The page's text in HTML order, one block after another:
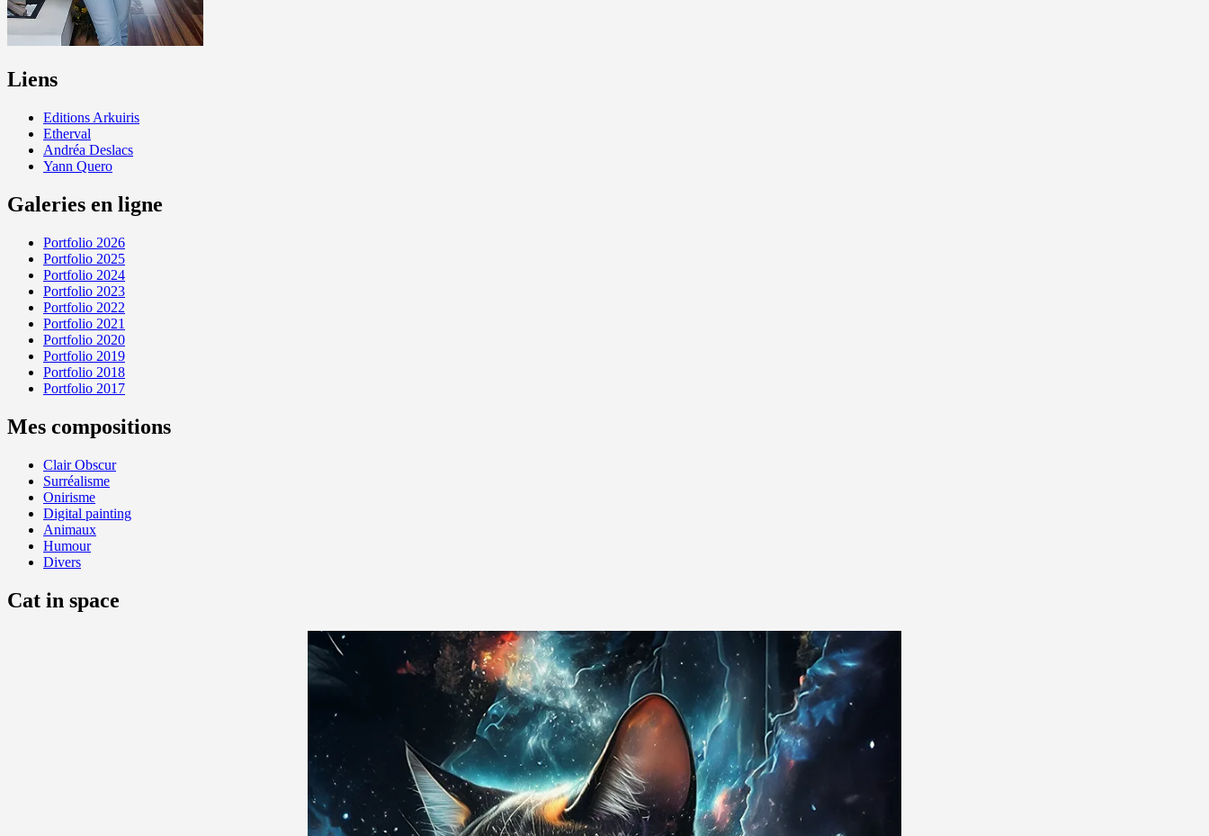
Liens
Editions Arkuiris
Etherval
Andréa Deslacs
Yann Quero
Galeries en ligne
Portfolio 2026
Portfolio 2025
Portfolio 2024
Portfolio 2023
Portfolio 2022
Portfolio 2021
Portfolio 2020
Portfolio 2019
Portfolio 2018
Portfolio 2017
Mes compositions
Clair Obscur
Surréalisme
Onirisme
Digital painting
Animaux
Humour
Divers
Cat in space